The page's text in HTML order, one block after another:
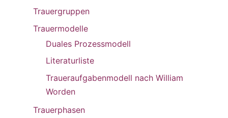
Trauergruppen
Trauermodelle
Duales Prozessmodell
Literaturliste
Traueraufgabenmodell nach William
Worden
Trauerphasen